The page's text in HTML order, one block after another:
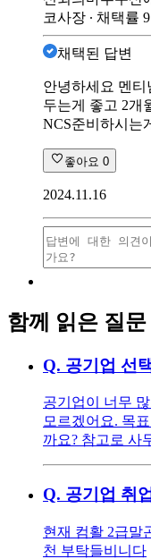
코사장 ∙ 채택률
채택된 답변
안녕하세요 멘
두는게 좋고 2개
NCS준비하시는
좋아요 0
2024.11.16
함께 읽은 질문
Q. 공기업 선
공기업이 너무
모르겠어요. 목
까요? 참고로 사
Q. 공기업 취
현재 컴활 2급말
천 부탁들비니다